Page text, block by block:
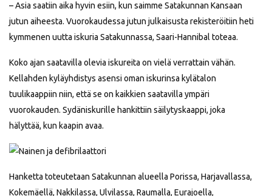
– Asia saatiin aika hyvin esiin, kun saimme Satakunnan Kansaan
jutun aiheesta. Vuorokaudessa jutun julkaisusta rekisteröitiin heti
kymmenen uutta iskuria Satakunnassa, Saari-Hannibal toteaa.
Koko ajan saatavilla olevia iskureita on vielä verrattain vähän.
Kellahden kyläyhdistys asensi oman iskurinsa kylätalon
tuulikaappiin niin, että se on kaikkien saatavilla ympäri
vuorokauden. Sydäniskurille hankittiin säilytyskaappi, joka
hälyttää, kun kaapin avaa.
Hanketta toteutetaan Satakunnan alueella Porissa, Harjavallassa,
Kokemäellä, Nakkilassa, Ulvilassa, Raumalla, Eurajoella,